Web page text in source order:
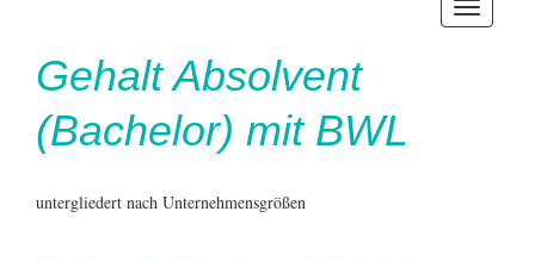
GehaltAbsolvent
(Bachelor) mit BWL
untergliedert nach Unternehmensgrößen